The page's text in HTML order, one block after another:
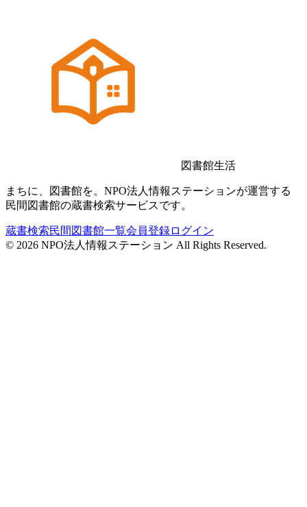
図書館生活
まちに、図書館を。NPO法人情報ステーションが運営する
民間図書館の蔵書検索サービスです。
蔵書検索民間図書館一覧会員登録ログイン
© 2026 NPO法人情報ステーション All Rights Reserved.